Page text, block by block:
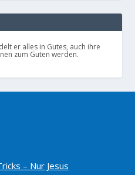
er alles in Gutes, auch ihre
zum Guten werden.
– Nur Jesus